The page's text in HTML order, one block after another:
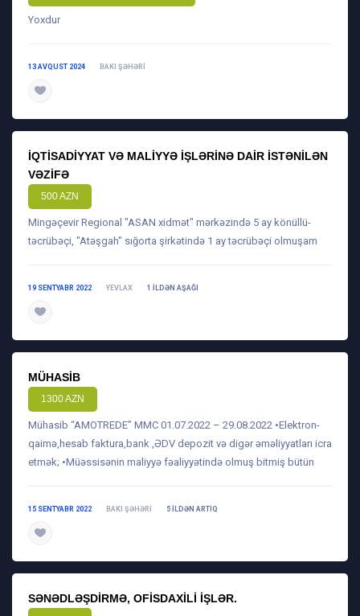
Yoxdur
13 AVQUST 2024 BAKI ŞƏHƏRI
İQTISADIYYAT VƏ MALIYYƏ IŞLƏRINƏ DAIR ISTƏNILƏN
VƏZIFƏ
500 AZN
Mingəçevir Regional "ASAN xidmət" mərkəzində 5 ay könüllü-
təcrübəçi, "Atəşgah" sığorta şirkətində 1 ay təcrübəçi olmuşam
19 SENTYABR 2022 YEVLAX 1 ILDƏN AŞAĞI
MÜHASIB
1300 AZN
Mühasib “AMOTREDE” MMC 01.07.2022 – 29.08.2022 •Elektron-
qaimə,hesab faktura,bank ,ƏDV depozit və digər əməliyyatları icra
etmək; •Müəssisənin maliyyə fəaliyyətində olmuş bitmiş bütün
15 SENTYABR 2022 BAKI ŞƏHƏRI 5 ILDƏN ARTIQ
SƏNƏDLƏŞDIRMƏ, OFISDAXILI IŞLƏR.